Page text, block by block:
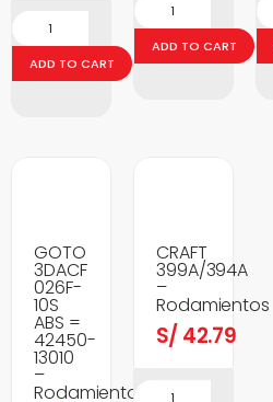
ADD TO CART
ADD TO CART
GOTO
3DACF
026F-
10S
ABS =
42450-
13010
–
Rodamientos
CRAFT
399A/394A
–
Rodamientos
S/ 42.79